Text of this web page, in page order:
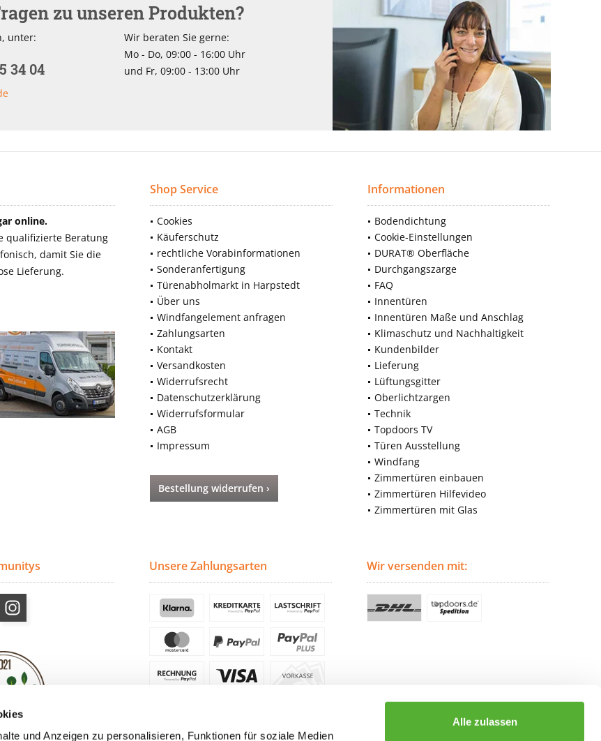
und Anzeigen zu personalisieren, Funktionen für soziale Medien
Alle zulassen
zu unseren Produkten?
unter:
34 04
Wir beraten Sie gerne:
Mo - Do, 09:00 - 16:00 Uhr
und Fr, 09:00 - 13:00 Uhr
online.
qualifizierte Beratung
damit Sie die
Lieferung.
Shop Service
Cookies
Käuferschutz
rechtliche Vorabinformationen
Sonderanfertigung
Türenabholmarkt in Harpstedt
Über uns
Windfangelement anfragen
Zahlungsarten
Kontakt
Versandkosten
Widerrufsrecht
Datenschutzerklärung
Widerrufsformular
AGB
Impressum
Bestellung widerrufen ›
Informationen
Bodendichtung
Cookie-Einstellungen
DURAT® Oberfläche
Durchgangszarge
FAQ
Innentüren
Innentüren Maße und Anschlag
Klimaschutz und Nachhaltigkeit
Kundenbilder
Lieferung
Lüftungsgitter
Oberlichtzargen
Technik
Topdoors TV
Türen Ausstellung
Windfang
Zimmertüren einbauen
Zimmertüren Hilfevideo
Zimmertüren mit Glas
Unsere Zahlungsarten Wir versenden mit: